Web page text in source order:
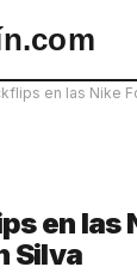
en las Nike
en las
Silva